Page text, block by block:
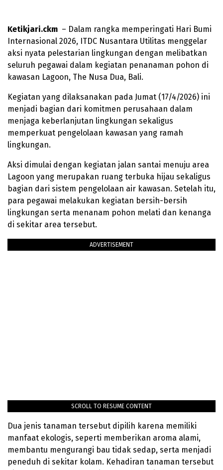
Ketikjari.ckm – Dalam rangka memperingati Hari Bumi
Internasional 2026, ITDC Nusantara Utilitas menggelar
aksi nyata pelestarian lingkungan dengan melibatkan
seluruh pegawai dalam kegiatan penanaman pohon di
kawasan Lagoon, The Nusa Dua, Bali.
Kegiatan yang dilaksanakan pada Jumat (17/4/2026) ini
menjadi bagian dari komitmen perusahaan dalam
menjaga keberlanjutan lingkungan sekaligus
memperkuat pengelolaan kawasan yang ramah
lingkungan.
Aksi dimulai dengan kegiatan jalan santai menuju area
Lagoon yang merupakan ruang terbuka hijau sekaligus
bagian dari sistem pengelolaan air kawasan. Setelah itu,
para pegawai melakukan kegiatan bersih-bersih
lingkungan serta menanam pohon melati dan kenanga
di sekitar area tersebut.
ADVERTISEMENT
SCROLL TO RESUME CONTENT
Dua jenis tanaman tersebut dipilih karena memiliki
manfaat ekologis, seperti memberikan aroma alami,
membantu mengurangi bau tidak sedap, serta menjadi
peneduh di sekitar kolam. Kehadiran tanaman tersebut